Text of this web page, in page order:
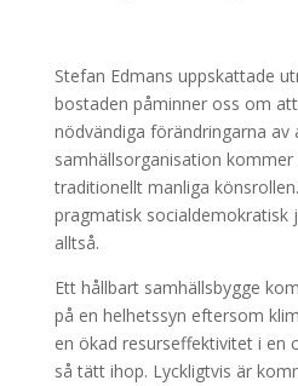
Stefan Edmans uppskattade
bostaden påminner oss om
nödvändiga förändringarna av
samhällsorganisation
traditionellt manliga
pragmatisk socialdemokratisk
alltså.
Ett hållbart samhällsbygge
på en helhetssyn eftersom
en ökad resurseffektivitet i en
så tätt ihop. Lyckligtvis är